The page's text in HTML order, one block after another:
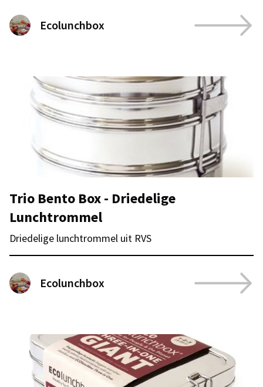
Ecolunchbox
Trio Bento Box - Driedelige
Lunchtrommel
Driedelige lunchtrommel uit RVS
Ecolunchbox